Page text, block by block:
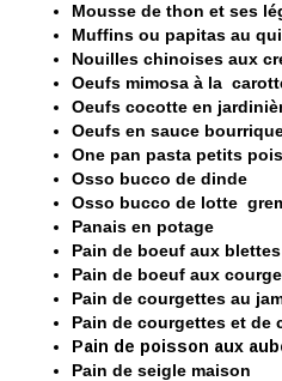
Mousse de thon et ses
Muffins ou papitas au
Nouilles chinoises aux
Oeufs mimosa à la
Oeufs cocotte en
Oeufs en sauce
One pan pasta petits
Osso bucco de dinde
Osso bucco de lotte
Panais en potage
Pain de boeuf aux blettes
Pain de boeuf aux
Pain de courgettes au
Pain de courgettes et de
Pain de poisson aux
Pain de seigle maison